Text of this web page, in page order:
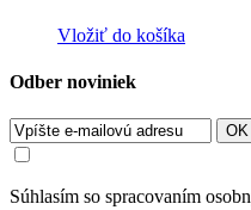
Vložiť do košíka
Odber noviniek
OK
Súhlasím so spracovaním